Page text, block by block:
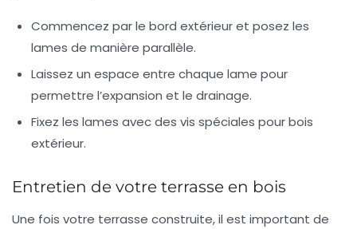
Commencez par le bord extérieur et posez les
lames de manière parallèle.
Laissez un espace entre chaque lame pour
permettre l’expansion et le drainage.
Fixez les lames avec des vis spéciales pour bois
extérieur.
Entretien de votre terrasse en bois
Une fois votre terrasse construite, il est important de